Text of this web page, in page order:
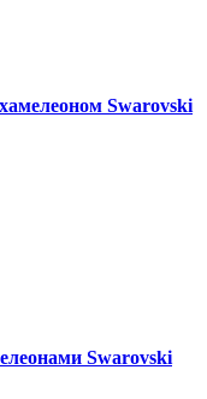
Swarovski
Swarovski